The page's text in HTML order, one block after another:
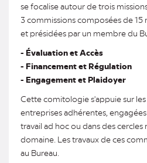
se focalise autour de trois
3 commissions composées de
et présidées par un membre du
- Évaluation et Accès
- Financement et Régulation
- Engagement et Plaidoyer
Cette comitologie s'appuie sur
entreprises adhérentes,
travail ad hoc ou dans des
domaine. Les travaux de ces
au Bureau.